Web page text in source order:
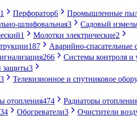
Перфоратор6 Промышленные
шлифовальная3 Садовый
1 Молотки электрические2
187 Аварийно-спасательные
266 Системы контроля и
защиты3
3 Телевизионное и спутниковое
отопления474 Радиаторы
34 Обогреватели3 Очистители